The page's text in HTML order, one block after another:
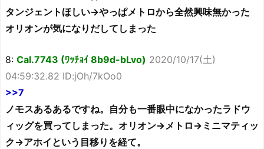
タンジェントほしい→やっぱメトロから全然興味無かった
オリオンが気になりだしてしまった
8: Cal.7743 (ﾜｯﾁｮｲ 8b9d-bLvo) 2020/10/17(土)
04:59:32.82 ID:jOh/7kOo0
>>7
ノモスあるあるですね。自分も一番眼中になかったラドウ
ィッグを買ってしまった。オリオン→メトロ→ミニマティッ
ク→アホイという目移りを経て。